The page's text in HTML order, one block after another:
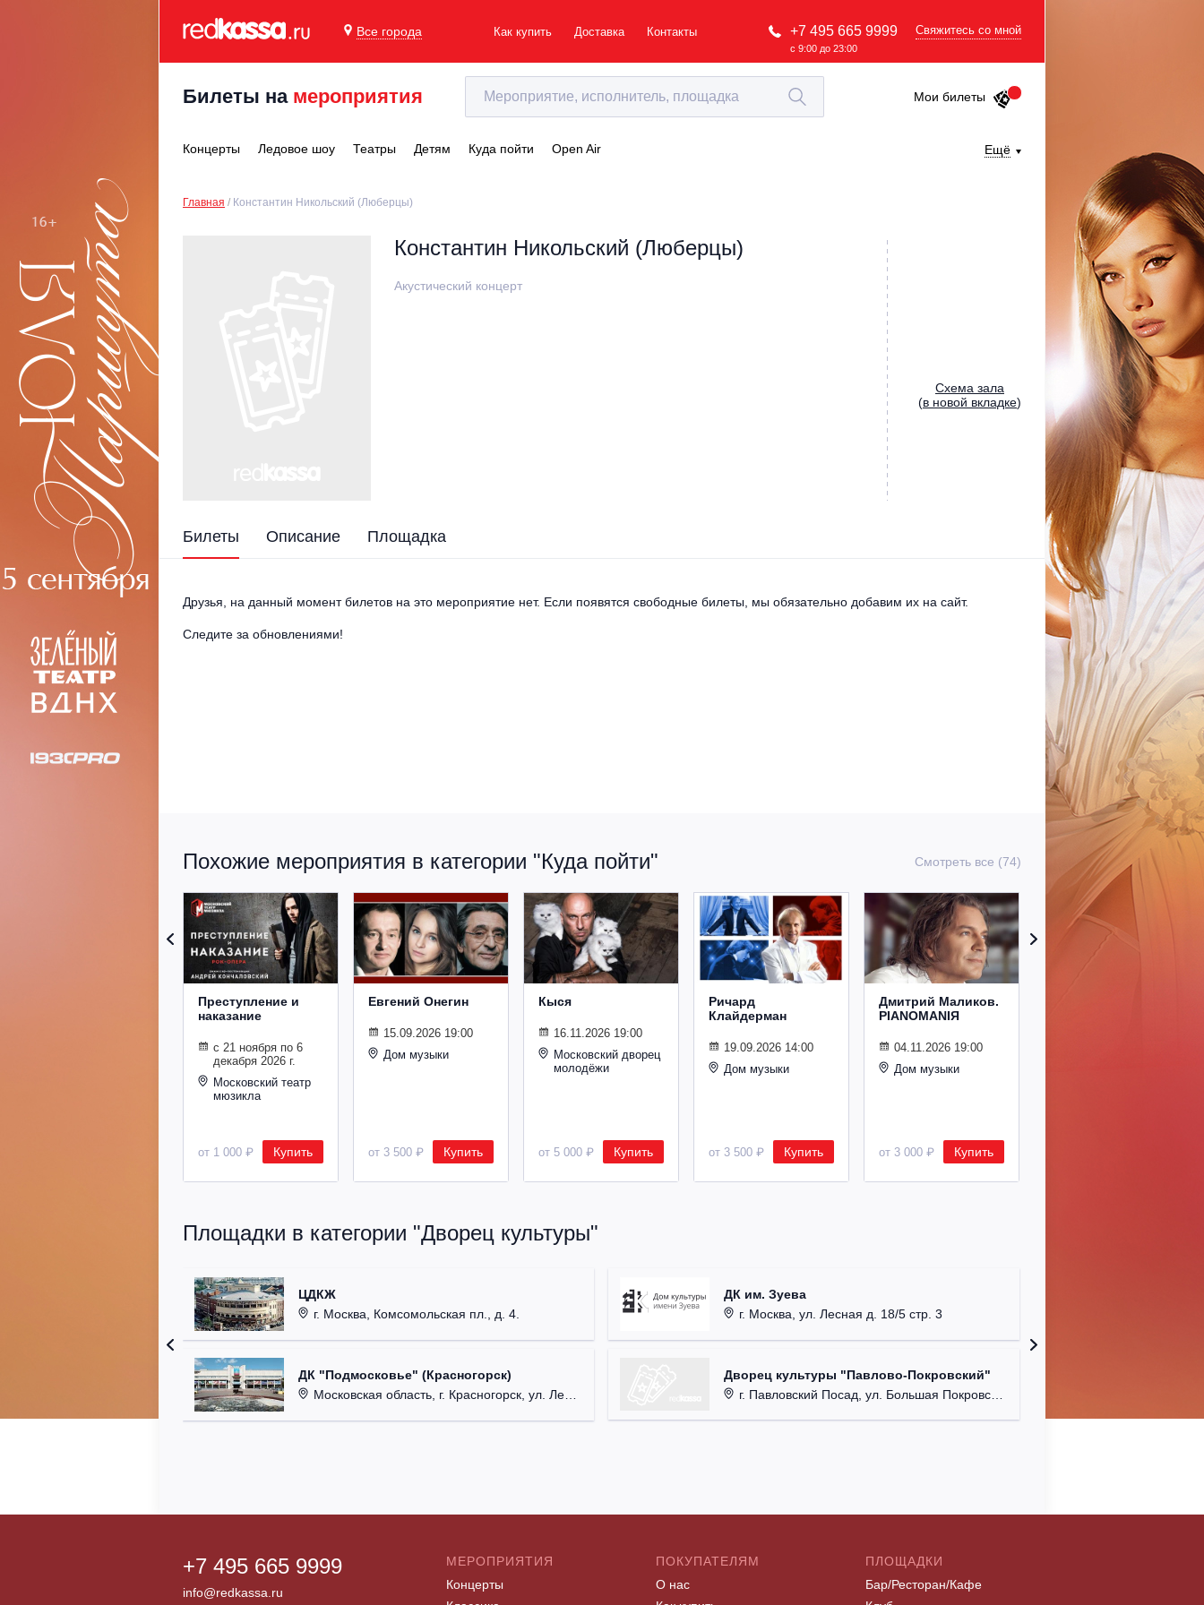
Все города Как купить Доставка Контакты +7 495 665 9999
с 9:00 до 23:00
Свяжитесь со мной
Билеты на мероприятия Мои билеты
Концерты Ледовое шоу Театры Детям Куда пойти Open Air Ещё
Главная Константин Никольский (Люберцы)
Константин Никольский (Люберцы)
Акустический концерт
Cхема зала
(в новой вкладке)
Билеты Описание Площадка
Друзья, на данный момент билетов на это мероприятие нет. Если появятся свободные билеты, мы обязательно добавим их на сайт.
Следите за обновлениями!
Похожие мероприятия в категории "Куда пойти" Смотреть все (74)
Преступление и
наказание
с 21 ноября по 6
декабря 2026 г.
Московский театр
мюзикла
от 1 000 ₽ Купить
Евгений Онегин
15.09.2026 19:00
Дом музыки
от 3 500 ₽ Купить
Кыся
16.11.2026 19:00
Московский дворец
молодёжи
от 5 000 ₽ Купить
Ричард
Клайдерман
19.09.2026 14:00
Дом музыки
от 3 500 ₽ Купить
Дмитрий Маликов.
PIANOMANIЯ
04.11.2026 19:00
Дом музыки
от 3 000 ₽ Купить
Площадки в категории "Дворец культуры"
ЦДКЖ
г. Москва, Комсомольская пл., д. 4.
ДК "Подмосковье" (Красногорск)
Московская область, г. Красногорск, ул. Ленина, д. 3.
ДК им. Зуева
г. Москва, ул. Лесная д. 18/5 стр. 3
Дворец культуры "Павлово-Покровский"
г. Павловский Посад, ул. Большая Покровская, д. 37.
+7 495 665 9999
info@redkassa.ru
МЕРОПРИЯТИЯ
Концерты
ПОКУПАТЕЛЯМ
О нас
ПЛОЩАДКИ
Бар/Ресторан/Кафе